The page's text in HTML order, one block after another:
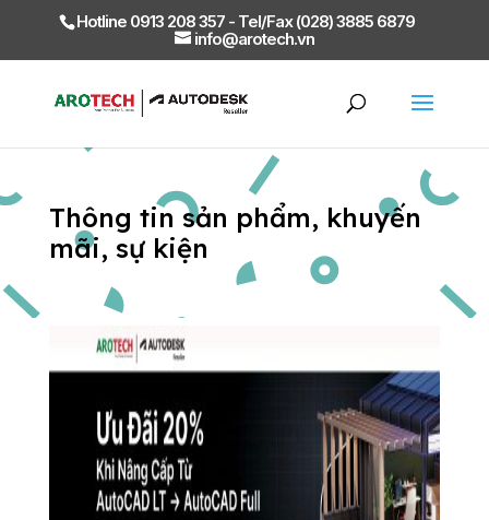
Hotline 0913 208 357 - Tel/Fax (028) 3885 6879
info@arotech.vn
Thông tin sản phẩm, khuyến
mãi, sự kiện